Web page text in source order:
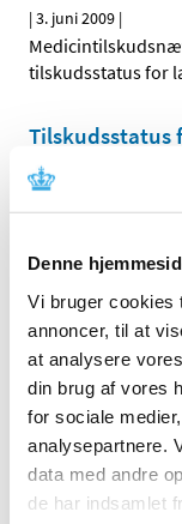
Denne
Vi bruger cookies
annoncer, til at
at analysere
din brug af vores
for sociale
analysepartnere.
data med andre
de har indsamlet
|3. juni 2009 |
tilskudsstatus for
Tilskudsstatus
A08,
Høringssvar
indstilling
|3. juni 2009|
tilskudsstatus for
Alle (2506)
TID
2026 (84)
2025 (158)